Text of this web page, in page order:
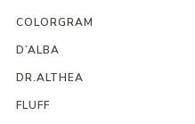
COLORGRAM
D’ALBA
DR.ALTHEA
FLUFF